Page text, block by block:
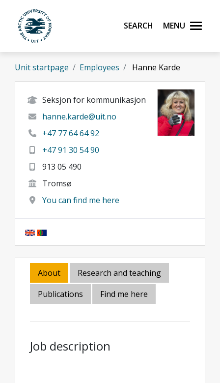
Skip to main content
UiT The Arctic University of Norway
Search Menu
Unit startpage Employees Hanne Karde
Seksjon for kommunikasjon
hanne.karde@uit.no
+47 77 64 64 92
+47 91 30 54 90
913 05 490
Tromsø
You can find me here
About
Research and teaching
Publications
Find me here
Job description